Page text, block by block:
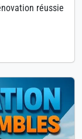
réussie